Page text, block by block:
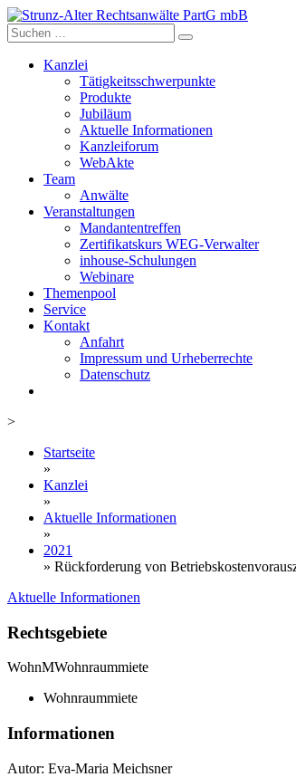
Skip
to
content
Kanzlei
Tätigkeitsschwerpunkte
Produkte
Jubiläum
Aktuelle Informationen
Kanzleiforum
WebAkte
Team
Anwälte
Veranstaltungen
Mandantentreffen
Zertifikatskurs WEG-Verwalter
inhouse-Schulungen
Webinare
Themenpool
Service
Kontakt
Anfahrt
Impressum und Urheberrechte
Datenschutz
>
Startseite
»
Kanzlei
»
Aktuelle Informationen
»
2021
» Rückforderung von
Aktuelle Informationen
Rechtsgebiete
WohnMWohnraummiete
Wohnraummiete
Informationen
Autor: Eva-Maria Meichsner